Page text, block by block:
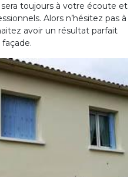
toujours à votre écoute et
Alors n’hésitez pas à
avoir un résultat parfait